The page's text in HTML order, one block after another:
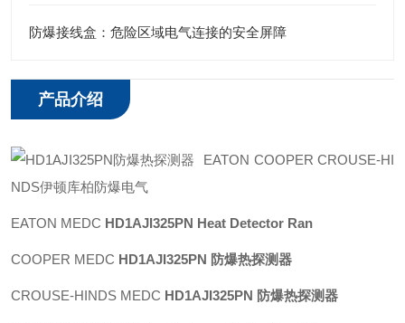
防爆接线盒：危险区域电气连接的安全屏障
产品介绍
EATON COOPER CROUSE-HI
NDS伊顿库柏防爆电气
EATON MEDC HD1AJI325PN Heat Detector Ran
COOPER MEDC HD1AJI325PN 防爆热探测器
CROUSE-HINDS MEDC HD1AJI325PN 防爆热探测器